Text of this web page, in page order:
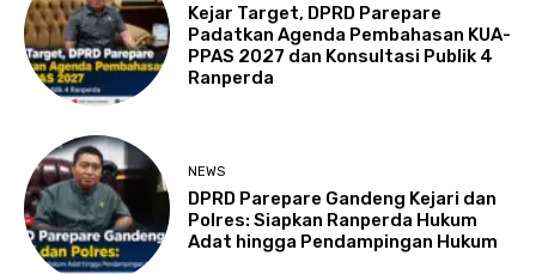
Kejar Target, DPRD Parepare
Padatkan Agenda Pembahasan KUA-
PPAS 2027 dan Konsultasi Publik 4
Ranperda
NEWS
DPRD Parepare Gandeng Kejari dan
Polres: Siapkan Ranperda Hukum
Adat hingga Pendampingan Hukum